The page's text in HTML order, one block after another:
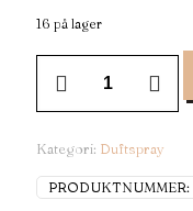
16 på lager
Kategori: Duftspray
PRODUKTNUMMER: